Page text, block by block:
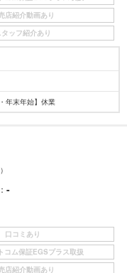
店紹介動画あり
タッフ紹介あり
年末年始】休業
-
口コミあり
コム保証EGSプラス取扱
店紹介動画あり